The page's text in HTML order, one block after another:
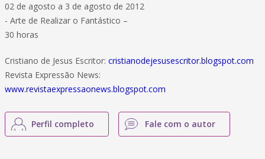
02 de agosto a 3 de agosto de 2012
- Arte de Realizar o Fantástico –
30 horas
Cristiano de Jesus Escritor: cristianodejesusescritor.blogspot.com
Revista Expressão News:
www.revistaexpressaonews.blogspot.com
Perfil completo Fale com o autor